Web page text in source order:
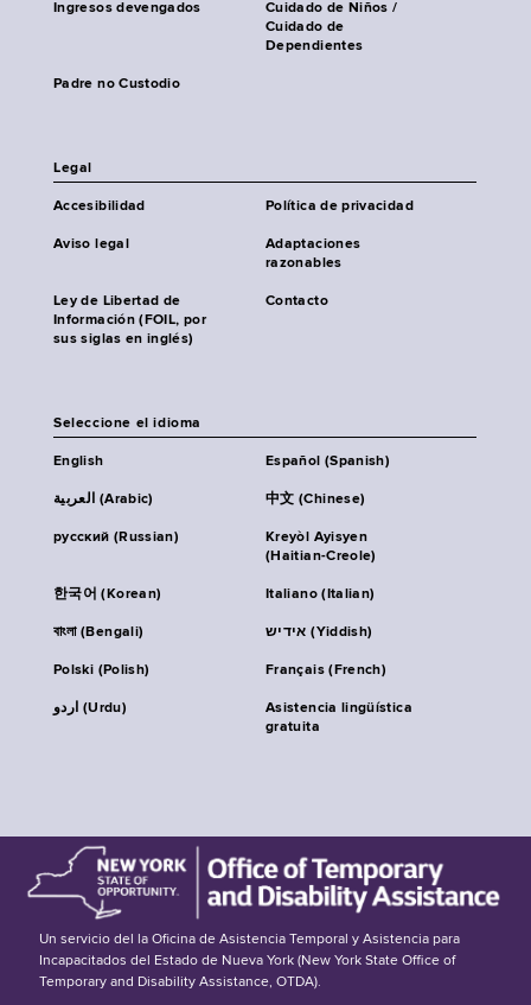
Ingresos devengados
Cuidado de Niños /
Cuidado de
Dependientes
Padre no Custodio
Legal
Accesibilidad Política de privacidad
Aviso legal
Adaptaciones
razonables
Ley de Libertad de
Información (FOIL, por
sus siglas en inglés)
Contacto
Seleccione el idioma
English Español (Spanish)
العربية (Arabic) 中文 (Chinese)
русский (Russian)
Kreyòl Ayisyen
(Haitian-Creole)
한국어 (Korean) Italiano (Italian)
বাংলা (Bengali) אידיש (Yiddish)
Polski (Polish) Français (French)
اردو (Urdu)
Asistencia lingüística
gratuita
Un servicio del la Oficina de Asistencia Temporal y Asistencia para
Incapacitados del Estado de Nueva York (New York State Office of
Temporary and Disability Assistance, OTDA).